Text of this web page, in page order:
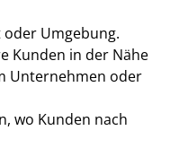
Umgebung.
Kunden in der Nähe
Unternehmen oder
wo Kunden nach